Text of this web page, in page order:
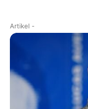
Artikel -